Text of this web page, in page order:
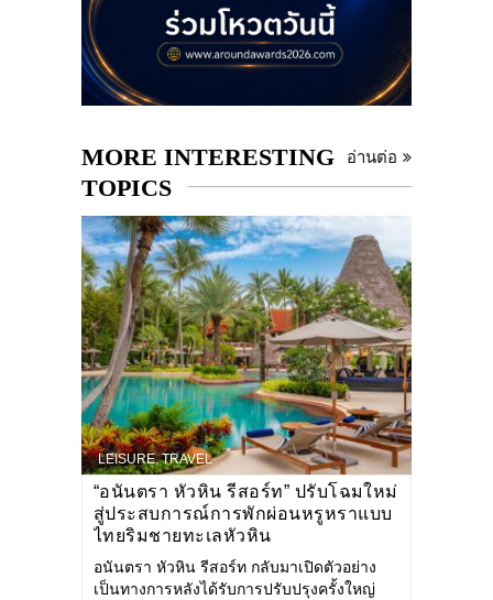
MORE INTERESTING
TOPICS
อ่านต่อ
LEISURE,TRAVEL
“อนันตรา หัวหิน รีสอร์ท” ปรับโฉมใหม่
สู่ประสบการณ์การพักผ่อนหรูหราแบบ
ไทยริมชายทะเลหัวหิน
อนันตรา หัวหิน รีสอร์ท กลับมาเปิดตัวอย่าง
เป็นทางการหลังได้รับการปรับปรุงครั้งใหญ่